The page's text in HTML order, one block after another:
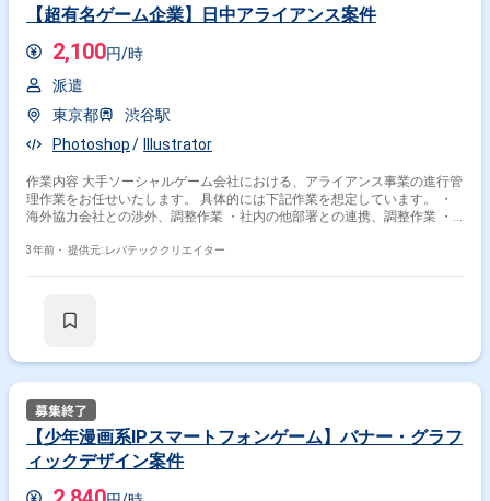
【超有名ゲーム企業】日中アライアンス案件
2,100円/時
派遣
東京都
渋谷駅
Photoshop
Illustrator
作業内容 大手ソーシャルゲーム会社における、アライアンス事業の進行管
理作業をお任せいたします。 具体的には下記作業を想定しています。 ・
海外協力会社との渉外、調整作業 ・社内の他部署との連携、調整作業 ・
展開に関連する各種レポートの作成、報告
3年前・ 提供元: レバテッククリエイター
【少年漫画系IPスマートフォンゲーム】バナー・グラフ
ィックデザイン案件